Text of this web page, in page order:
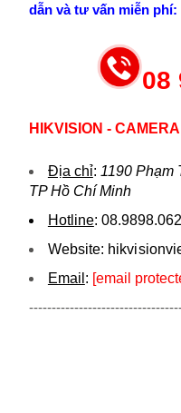
dẫn và tư vấn miễn phí:
08
HIKVISION -
Địa chỉ: 1190 Phạm
TP Hồ Chí Minh
Hotline:
Website: hikvi
Email : [email